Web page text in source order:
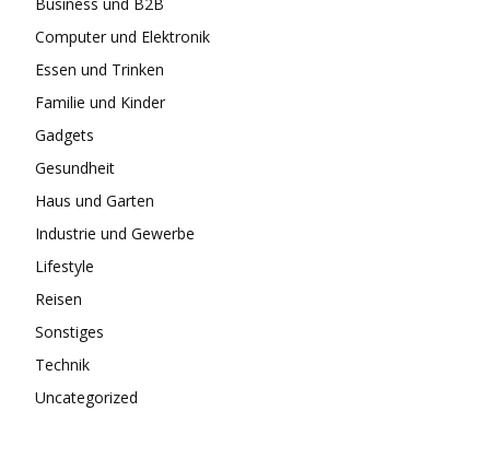
Computer und Elektronik
Essen und Trinken
Familie und Kinder
Gadgets
Gesundheit
Haus und Garten
Industrie und Gewerbe
Lifestyle
Reisen
Sonstiges
Technik
Uncategorized